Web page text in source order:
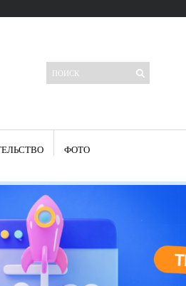
ножи: традиции древних самураев
особенности
кухни – гордость любой хозяйки
по инструкции
кухне: планирование и монтаж
столовая группа для кухни
– дань моде или универсальный вариант дизайна
для кухни:особенности применения
руками — ваша фантазия, плюс навыки
ФОТО